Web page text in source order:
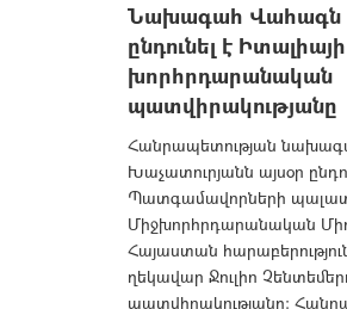
Նախագահ Վահագն
ընդունել է Իտալիայի
խորհրդարանական
պատվիրակությանը
Հանրապետության
Խաչատուրյանն այսօր
Պատգամավորների
Միջխորհրդարանական
Հայաստան
ղեկավար Ջուլիո
պատվիրակությանը: